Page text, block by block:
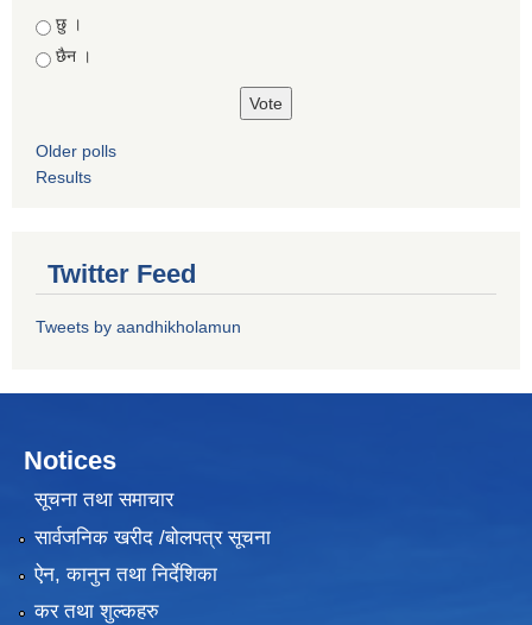
Choices
छु ।
छैन ।
Older polls
Results
Twitter Feed
Tweets by aandhikholamun
Notices
सूचना तथा समाचार
सार्वजनिक खरीद /बोलपत्र सूचना
ऐन, कानुन तथा निर्देशिका
कर तथा शुल्कहरु